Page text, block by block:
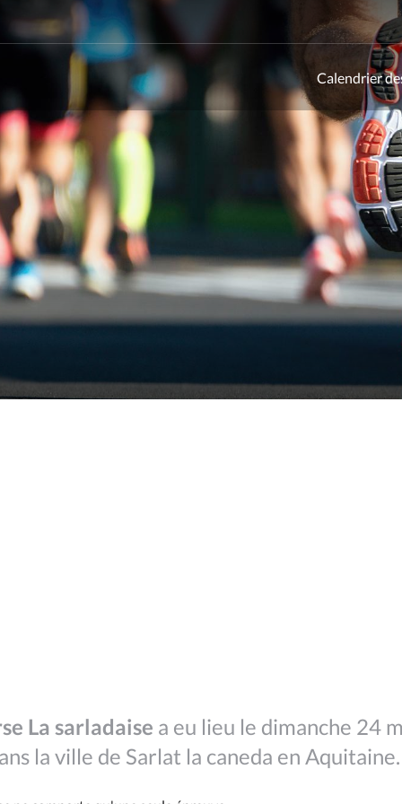
Calendrier
La sarladaise a eu lieu le dimanche 24
la ville de Sarlat la caneda en Aquitaine.